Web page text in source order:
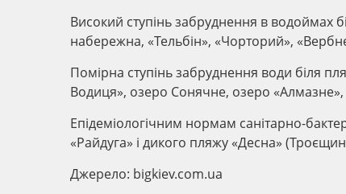
Високий ступінь забруднення в водоймах
набережна, «Тельбін», «Чорторий»,
Помірна ступінь забруднення води біля
Водиця», озеро Сонячне, озеро «Алмазне»,
Епідеміологічним нормам санітарно-
«Райдуга» і дикого пляжу «Десна»
Джерело: bigkiev.com.ua